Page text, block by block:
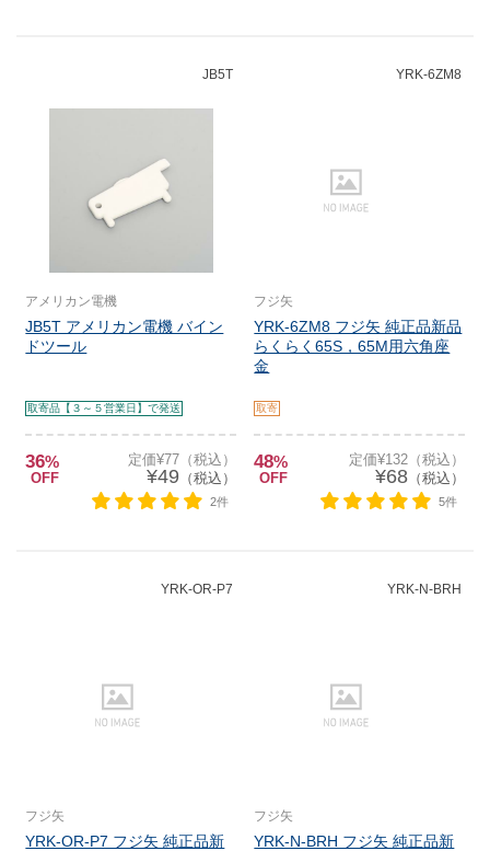
JB5T
アメリカン電機
JB5T アメリカン電機 バイン
ドツール
取寄品【３～５営業日】で発送
36%
OFF
定価¥77（税込）
¥49 （税込）
2件
YRK-6ZM8
フジ矢
YRK-6ZM8 フジ矢 純正品新品
らくらく65S，65M用六角座
金
取寄
48%
OFF
定価¥132（税込）
¥68（税込）
5件
YRK-OR-P7
フジ矢
YRK-OR-P7 フジ矢 純正品新
YRK-N-BRH
フジ矢
YRK-N-BRH フジ矢 純正品新